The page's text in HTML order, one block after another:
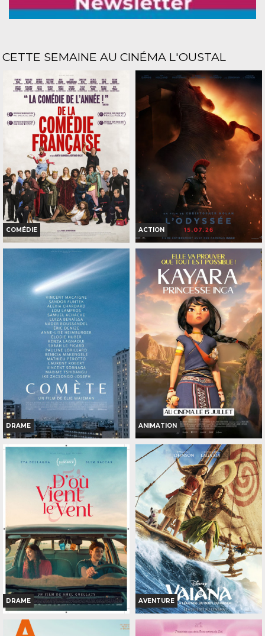
CETTE SEMAINE AU CINÉMA L'OUSTAL
COMÉDIE
DE LA COMÉDIE-FRANÇAISE
Horaires et Infos
Bande-annonce
Réservation
TOUT PUBLIC
VF
ACTION
L'ODYSSÉE
Horaires et Infos
Bande-annonce
Réservation
INT. -12ans
VF
71
DRAME
COMÈTE
Horaires et Infos
Bande-annonce
Réservation
TOUT PUBLIC
VF
ANIMATION
KAYARA, PRINCESSE INCA
Horaires et Infos
Bande-annonce
Réservation
TOUT PUBLIC
VF
DRAME
D'OÙ VIENT LE VENT
AVENTURE
VAIANA, LA LÉGENDE DU
BOUT DU MONDE